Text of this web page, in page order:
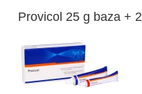
Provicol 25 g baza +